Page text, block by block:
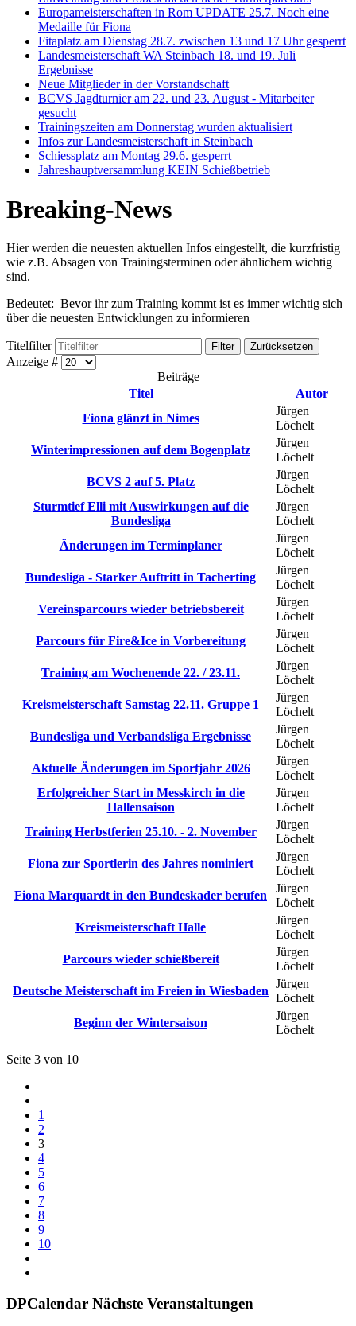
Europameisterschaften in Rom UPDATE 25.7. Noch eine
Medaille für Fiona
Fitaplatz am Dienstag 28.7. zwischen 13 und 17 Uhr gesperrt
Landesmeisterschaft WA Steinbach 18. und 19. Juli
Ergebnisse
Neue Mitglieder in der Vorstandschaft
BCVS Jagdturnier am 22. und 23. August - Mitarbeiter
gesucht
Trainingszeiten am Donnerstag wurden aktualisiert
Infos zur Landesmeisterschaft in Steinbach
Schiessplatz am Montag 29.6. gesperrt
Jahreshauptversammlung KEIN Schießbetrieb
Breaking-News
Hier werden die neuesten aktuellen Infos eingestellt, die kurzfristig
wie z.B. Absagen von Trainingsterminen oder ähnlichem wichtig
sind.
Bedeutet: Bevor ihr zum Training kommt ist es immer wichtig sich
über die neuesten Entwicklungen zu informieren
Titelfilter Filter Zurücksetzen
Anzeige #
Beiträge
Titel
Autor
Fiona glänzt in Nimes
Jürgen
Löchelt
Winterimpressionen auf dem Bogenplatz
Jürgen
Löchelt
BCVS 2 auf 5. Platz
Jürgen
Löchelt
Sturmtief Elli mit Auswirkungen auf die
Bundesliga
Jürgen
Löchelt
Änderungen im Terminplaner
Jürgen
Löchelt
Bundesliga - Starker Auftritt in Tacherting
Jürgen
Löchelt
Vereinsparcours wieder betriebsbereit
Jürgen
Löchelt
Parcours für Fire&Ice in Vorbereitung
Jürgen
Löchelt
Training am Wochenende 22. / 23.11.
Jürgen
Löchelt
Kreismeisterschaft Samstag 22.11. Gruppe 1
Jürgen
Löchelt
Bundesliga und Verbandsliga Ergebnisse
Jürgen
Löchelt
Aktuelle Änderungen im Sportjahr 2026
Jürgen
Löchelt
Erfolgreicher Start in Messkirch in die
Hallensaison
Jürgen
Löchelt
Training Herbstferien 25.10. - 2. November
Jürgen
Löchelt
Fiona zur Sportlerin des Jahres nominiert
Jürgen
Löchelt
Fiona Marquardt in den Bundeskader berufen
Jürgen
Löchelt
Kreismeisterschaft Halle
Jürgen
Löchelt
Parcours wieder schießbereit
Jürgen
Löchelt
Deutsche Meisterschaft im Freien in Wiesbaden
Jürgen
Löchelt
Beginn der Wintersaison
Jürgen
Löchelt
Seite 3 von 10
1
2
3
4
5
6
7
8
9
10
DPCalendar Nächste Veranstaltungen